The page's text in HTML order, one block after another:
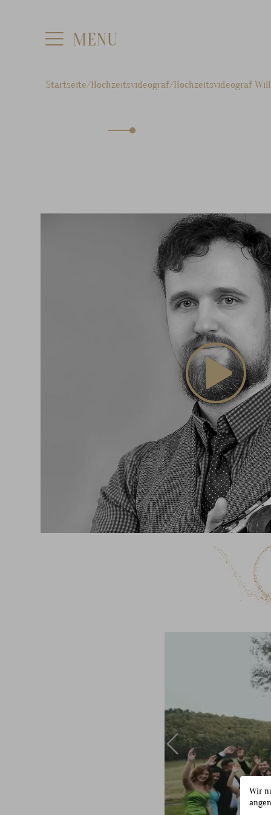
Startseite Hochzeitsvideograf Hochzeitsvideograf
Wir